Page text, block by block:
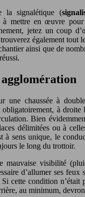
la signalétique (
à mettre en œuvre pour
jetez un coup
également tout
ainsi que de
une chaussée à
obligatoirement, à
Bien
délimitées ou à
à sens unique, le
le long du trottoir.
mauvaise visibilité
d’allumer ses feux
Si cette condition n’était
au minimum,